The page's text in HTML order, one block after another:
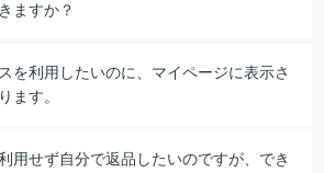
ますか？
を利用したいのに、マイページに表示さ
ます。
用せず自分で返品したいのですが、でき